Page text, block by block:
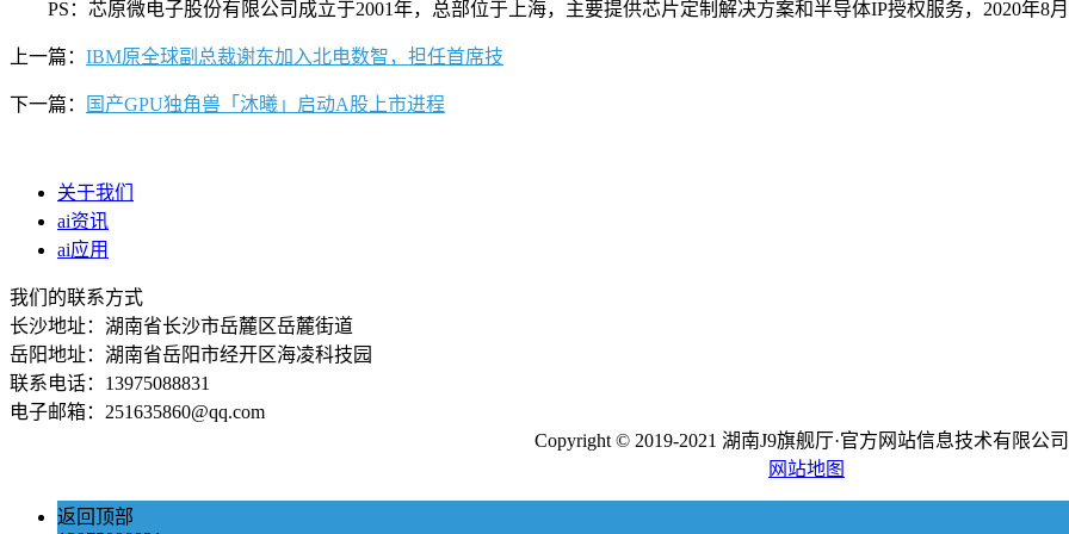
PS：芯原微电子股份有限公司成立于2001年，总部位于上海，主要提供芯片定制解决方案和半导体IP授权服务，2020年8月
上一篇： IBM原全球副总裁谢东加入北电数智，担任首席技
下一篇： 国产GPU独角兽「沐曦」启动A股上市进程
关于我们
ai资讯
ai应用
我们的联系方式
长沙地址：湖南省长沙市岳麓区岳麓街道
岳阳地址：湖南省岳阳市经开区海凌科技园
联系电话：13975088831
电子邮箱：251635860@qq.com
Copyright © 2019-2021 湖南J9旗舰厅·官方网站信息技术有限公司
网站地图
返回顶部